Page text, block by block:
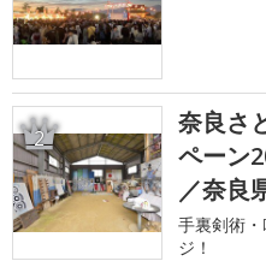
2
奈良さ
ペーン
／奈良
手裏剣術
ジ！